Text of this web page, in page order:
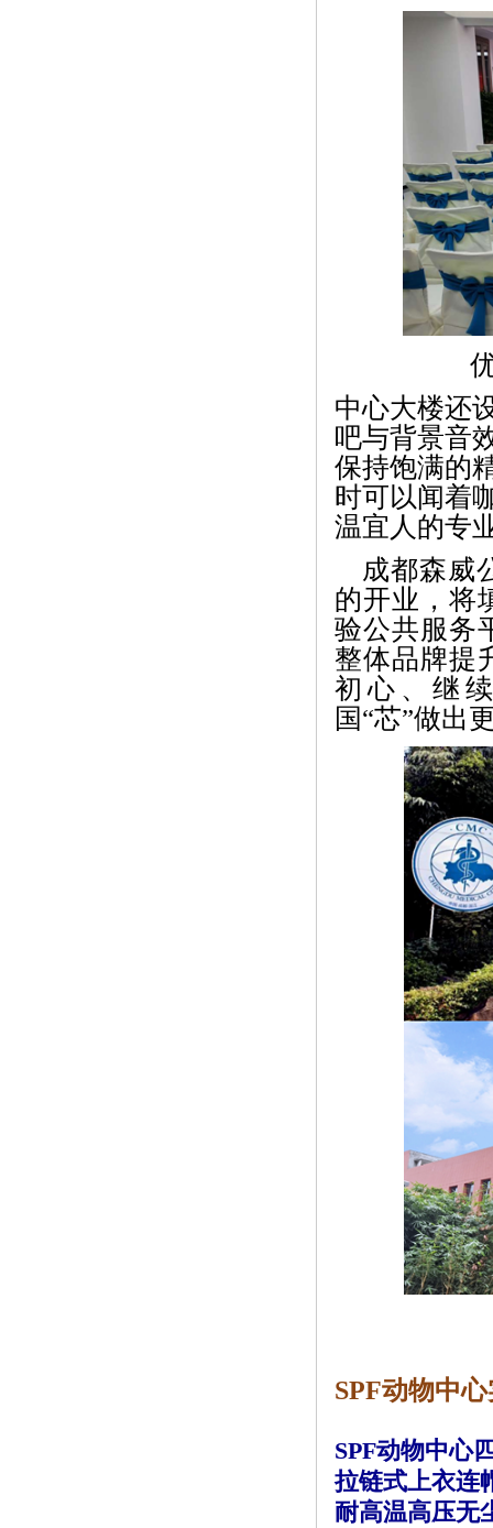
中心大楼还
吧与背景音
保持饱满的
时可以闻着
温宜人的专
成都森威
的开业，将
验公共服务
整体品牌提
初心、继
国“芯”做出
SPF动物中
SPF动物中心
拉链式上衣连
耐高温高压无